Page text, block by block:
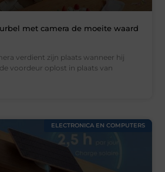
met camera de moeite waard
verdient zijn plaats wanneer hij
voordeur oplost in plaats van
ELECTRONICA EN COMPUTERS